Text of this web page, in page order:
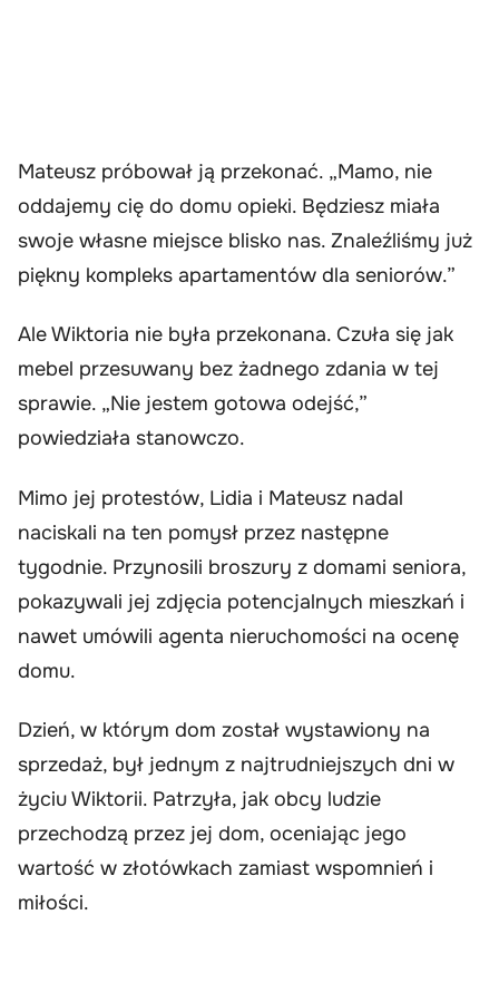
Mateusz próbował ją przekonać. „Mamo, nie
oddajemy cię do domu opieki. Będziesz miała
swoje własne miejsce blisko nas. Znaleźliśmy już
piękny kompleks apartamentów dla seniorów.”
Ale Wiktoria nie była przekonana. Czuła się jak
mebel przesuwany bez żadnego zdania w tej
sprawie. „Nie jestem gotowa odejść,”
powiedziała stanowczo.
Mimo jej protestów, Lidia i Mateusz nadal
naciskali na ten pomysł przez następne
tygodnie. Przynosili broszury z domami seniora,
pokazywali jej zdjęcia potencjalnych mieszkań i
nawet umówili agenta nieruchomości na ocenę
domu.
Dzień, w którym dom został wystawiony na
sprzedaż, był jednym z najtrudniejszych dni w
życiu Wiktorii. Patrzyła, jak obcy ludzie
przechodzą przez jej dom, oceniając jego
wartość w złotówkach zamiast wspomnień i
miłości.